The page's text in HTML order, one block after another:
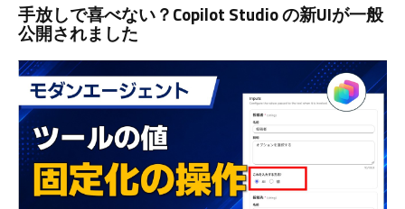
手放しで喜べない？Copilot Studio の新UIが一般
公開されました